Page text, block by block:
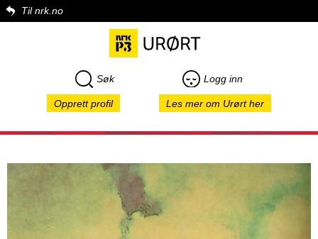
Til nrk.no
Søk Logg inn
Opprett profil Les mer om Urørt her